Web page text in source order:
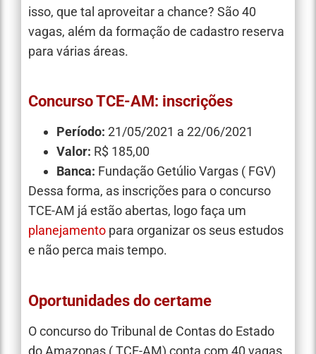
isso, que tal aproveitar a chance? São 40
vagas, além da formação de cadastro reserva
para várias áreas.
Concurso TCE-AM: inscrições
Período: 21/05/2021 a 22/06/2021
Valor: R$ 185,00
Banca: Fundação Getúlio Vargas ( FGV)
Dessa forma, as inscrições para o concurso
TCE-AM já estão abertas, logo faça um
planejamento para organizar os seus estudos
e não perca mais tempo.
Oportunidades do certame
O concurso do Tribunal de Contas do Estado
do Amazonas ( TCE-AM) conta com 40 vagas